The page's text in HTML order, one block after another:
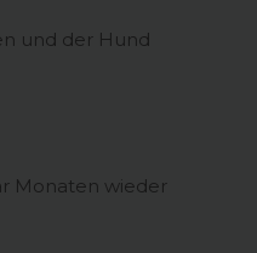
und der Hund
Monaten wieder